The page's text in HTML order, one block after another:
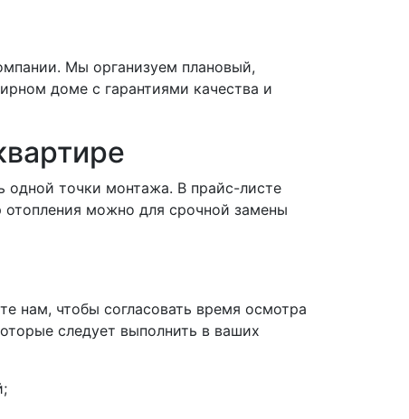
Мы организуем плановый,
доме с гарантиями качества и
одной точки монтажа. В прайс-листе
можно для срочной замены
нам, чтобы согласовать время осмотра
следует выполнить в ваших